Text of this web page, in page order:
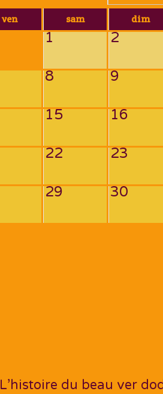
ven sam dim
1 2
8 9
15 16
22 23
29 30
L’histoire du beau ver